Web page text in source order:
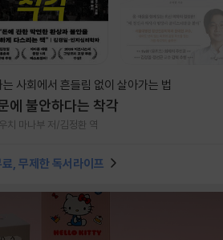
사회에서 흔들림 없이 살아가는 법
에 불안하다는 착각
치 마나부 저/김정환 역
료, 무제한 독서라이프